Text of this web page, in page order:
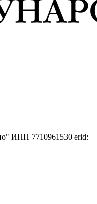
ИНН 7710961530 erid: